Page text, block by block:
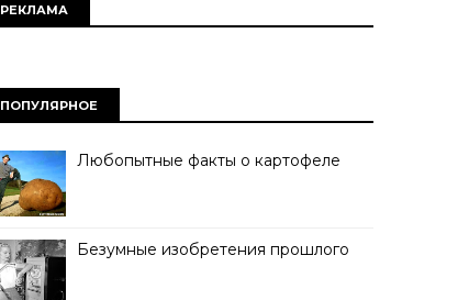
РЕКЛАМА
ПОПУЛЯРНОЕ
Любопытные факты о картофеле
Безумные изобретения прошлого